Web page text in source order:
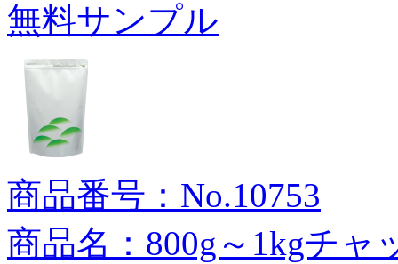
無料サンプル
商品番号：No.10753
商品名：800g～1kgチャ